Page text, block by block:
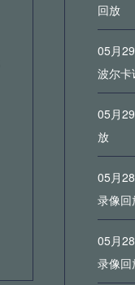
回放
05月
波尔卡
全场
05月
放
05月
录像回
05月
录像回